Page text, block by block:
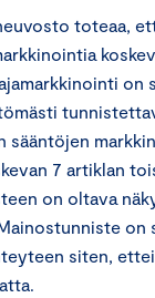
toteaa,
on
sääntöjen
7 artiklan
on oltava
on
siten,